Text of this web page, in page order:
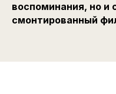
воспоминания, но и
смонтированный